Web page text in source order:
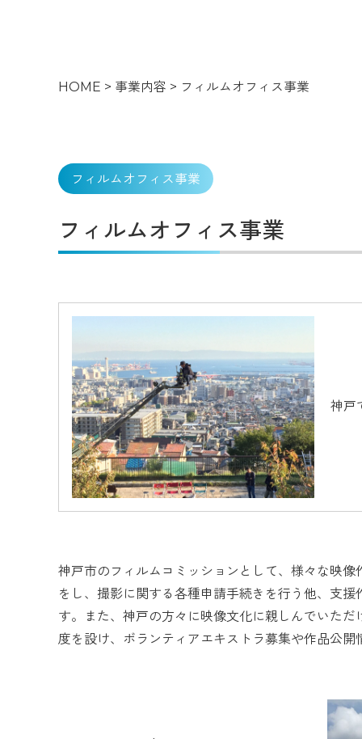
HOME > 事業内容 > フィルムオフィス事業
フィルムオフィス事業
フィルムオフィス事業
神戸
神戸市のフィルムコミッションとして、様々な映
をし、撮影に関する各種申請手続きを行う他、支
す。また、神戸の方々に映像文化に親しんでいた
度を設け、ボランティアエキストラ募集や作品公